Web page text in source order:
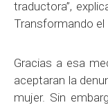
traductora”,
Transformando el
Gracias a esa
aceptaran la
mujer. Sin